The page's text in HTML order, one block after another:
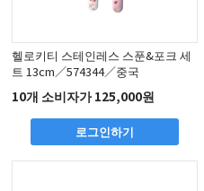
헬로키티 스테인레스 스푼&포크 세
트 13cm／574344／중국
10개 소비자가 125,000원
로그인하기